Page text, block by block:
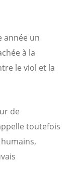
année un
à la
le viol et la
de
toutefois